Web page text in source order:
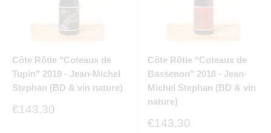
Côte Rôtie "Coteaux de
Tupin" 2019 - Jean-Michel
Stephan (BD & vin nature)
Prix
€143,30
Côte Rôtie "Coteaux de
Bassenon" 2018 - Jean-
Michel Stephan (BD & vin
nature)
Prix
€143,30